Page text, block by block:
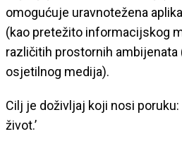
omogućuje uravnotežena
(kao pretežito informacijskog
različitih prostornih ambijenata
osjetilnog medija).
Cilj je doživljaj koji nosi poruku:
život.’